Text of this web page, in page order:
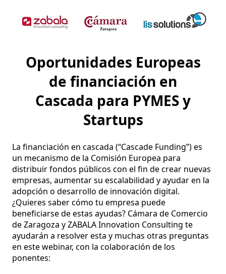
Oportunidades Europeas
de financiación en
Cascada para PYMES y
Startups
La financiación en cascada (“Cascade Funding”) es
un mecanismo de la Comisión Europea para
distribuir fondos públicos con el fin de crear nuevas
empresas, aumentar su escalabilidad y ayudar en la
adopción o desarrollo de innovación digital.
¿Quieres saber cómo tu empresa puede
beneficiarse de estas ayudas? Cámara de Comercio
de Zaragoza y ZABALA Innovation Consulting te
ayudarán a resolver esta y muchas otras preguntas
en este webinar, con la colaboración de los
ponentes: